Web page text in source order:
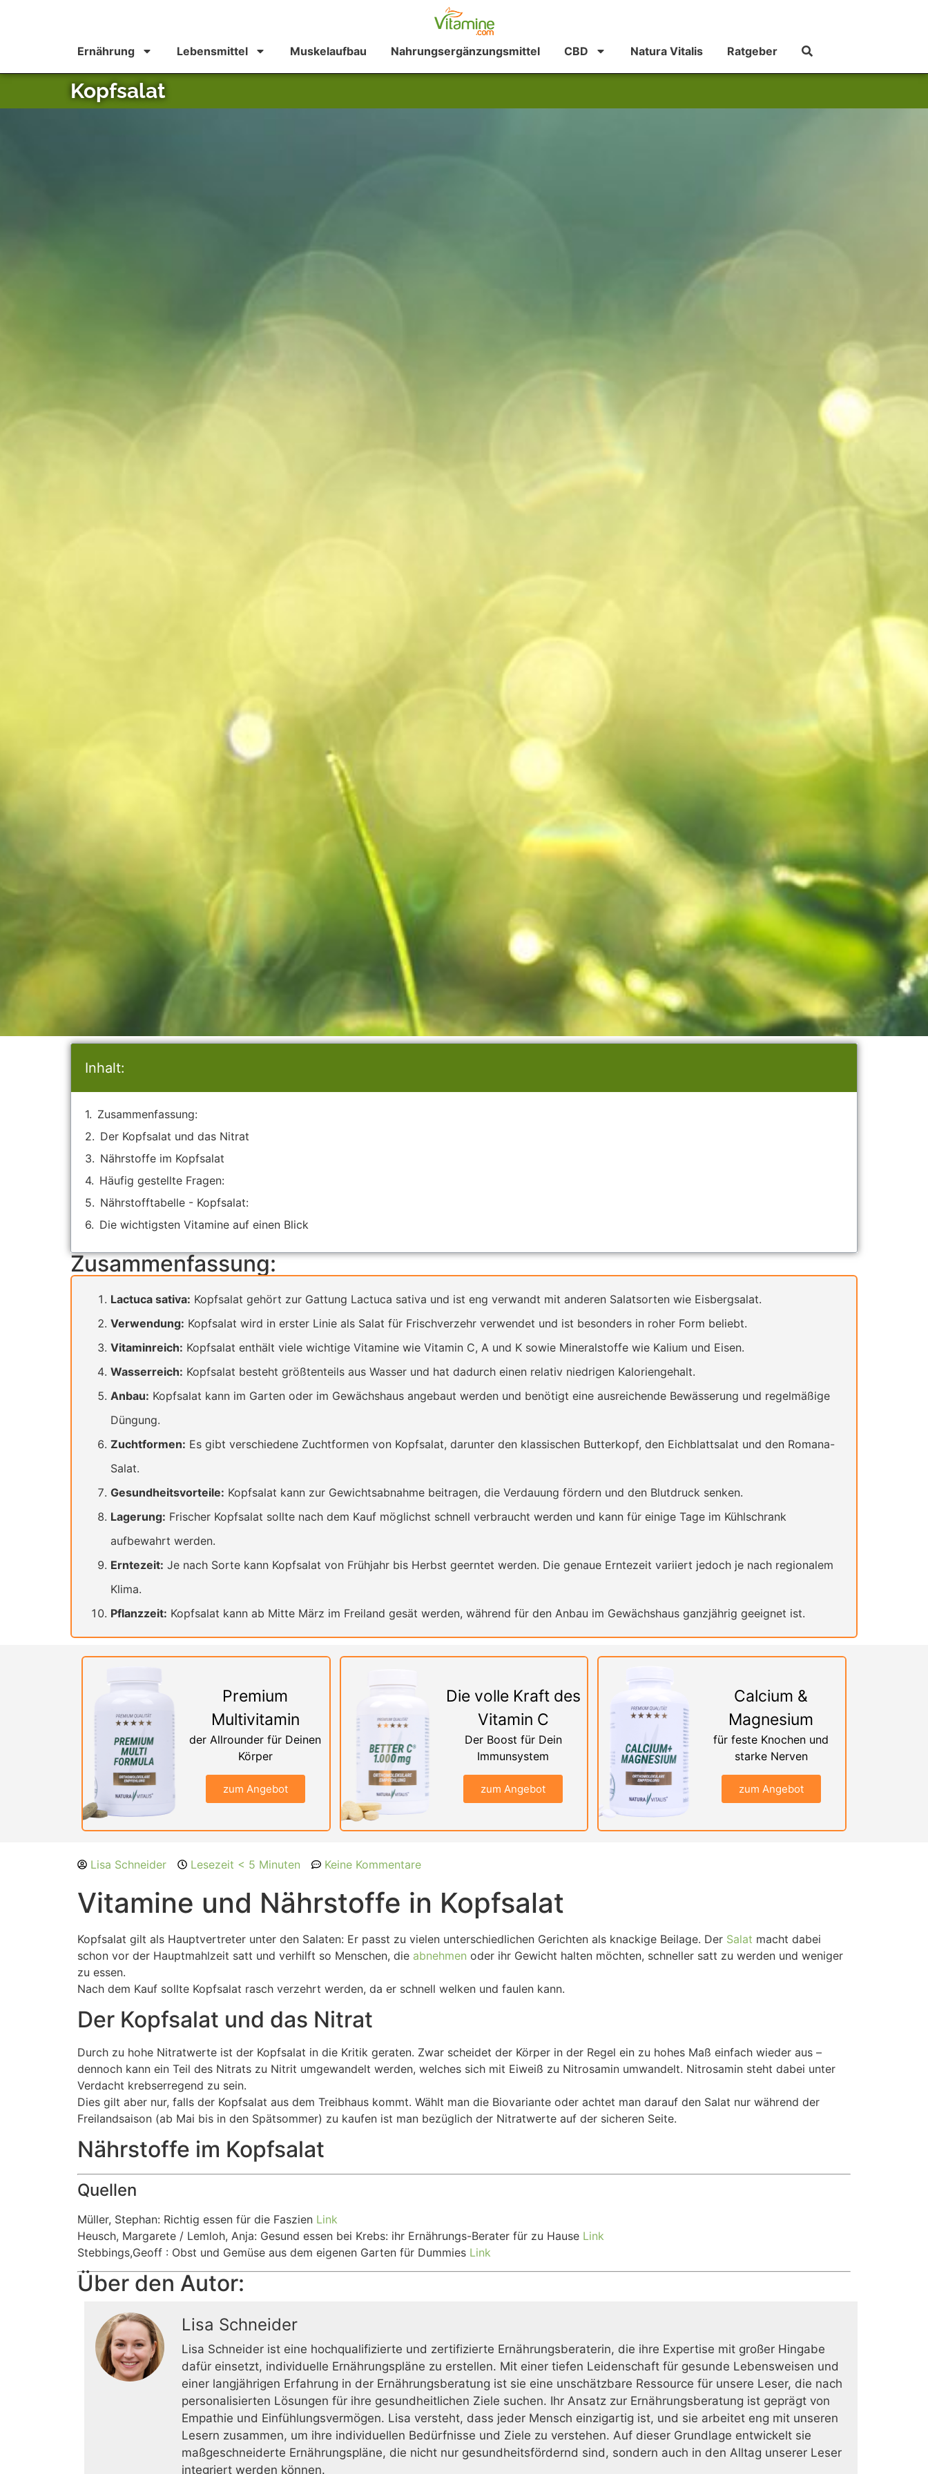
Ernährung Lebensmittel Muskelaufbau Nahrungsergänzungsmittel CBD Natura Vitalis Ratgeber
Kopfsalat
Inhalt:
Zusammenfassung:
Der Kopfsalat und das Nitrat
Nährstoffe im Kopfsalat
Häufig gestellte Fragen:
Nährstofftabelle - Kopfsalat:
Die wichtigsten Vitamine auf einen Blick
Zusammenfassung:
Lactuca sativa: Kopfsalat gehört zur Gattung Lactuca sativa und ist eng verwandt mit anderen Salatsorten wie Eisbergsalat.
Verwendung: Kopfsalat wird in erster Linie als Salat für Frischverzehr verwendet und ist besonders in roher Form beliebt.
Vitaminreich: Kopfsalat enthält viele wichtige Vitamine wie Vitamin C, A und K sowie Mineralstoffe wie Kalium und Eisen.
Wasserreich: Kopfsalat besteht größtenteils aus Wasser und hat dadurch einen relativ niedrigen Kaloriengehalt.
Anbau: Kopfsalat kann im Garten oder im Gewächshaus angebaut werden und benötigt eine ausreichende Bewässerung und regelmäßige
Düngung.
Zuchtformen: Es gibt verschiedene Zuchtformen von Kopfsalat, darunter den klassischen Butterkopf, den Eichblattsalat und den Romana-
Salat.
Gesundheitsvorteile: Kopfsalat kann zur Gewichtsabnahme beitragen, die Verdauung fördern und den Blutdruck senken.
Lagerung: Frischer Kopfsalat sollte nach dem Kauf möglichst schnell verbraucht werden und kann für einige Tage im Kühlschrank
aufbewahrt werden.
Erntezeit: Je nach Sorte kann Kopfsalat von Frühjahr bis Herbst geerntet werden. Die genaue Erntezeit variiert jedoch je nach regionalem
Klima.
Pflanzzeit: Kopfsalat kann ab Mitte März im Freiland gesät werden, während für den Anbau im Gewächshaus ganzjährig geeignet ist.
Premium
Multivitamin
der Allrounder für Deinen
Körper
zum Angebot
Die volle Kraft des
Vitamin C
Der Boost für Dein
Immunsystem
zum Angebot
Calcium &
Magnesium
für feste Knochen und
starke Nerven
zum Angebot
Lisa Schneider Lesezeit < 5 Minuten Keine Kommentare
Vitamine und Nährstoffe in Kopfsalat
Kopfsalat gilt als Hauptvertreter unter den Salaten: Er passt zu vielen unterschiedlichen Gerichten als knackige Beilage. Der Salat macht dabei
schon vor der Hauptmahlzeit satt und verhilft so Menschen, die abnehmen oder ihr Gewicht halten möchten, schneller satt zu werden und weniger
zu essen.
Nach dem Kauf sollte Kopfsalat rasch verzehrt werden, da er schnell welken und faulen kann.
Der Kopfsalat und das Nitrat
Durch zu hohe Nitratwerte ist der Kopfsalat in die Kritik geraten. Zwar scheidet der Körper in der Regel ein zu hohes Maß einfach wieder aus –
dennoch kann ein Teil des Nitrats zu Nitrit umgewandelt werden, welches sich mit Eiweiß zu Nitrosamin umwandelt. Nitrosamin steht dabei unter
Verdacht krebserregend zu sein.
Dies gilt aber nur, falls der Kopfsalat aus dem Treibhaus kommt. Wählt man die Biovariante oder achtet man darauf den Salat nur während der
Freilandsaison (ab Mai bis in den Spätsommer) zu kaufen ist man bezüglich der Nitratwerte auf der sicheren Seite.
Nährstoffe im Kopfsalat
Quellen
Müller, Stephan: Richtig essen für die Faszien Link
Heusch, Margarete / Lemloh, Anja: Gesund essen bei Krebs: ihr Ernährungs-Berater für zu Hause Link
Stebbings,Geoff : Obst und Gemüse aus dem eigenen Garten für Dummies Link
Über den Autor:
Lisa Schneider
Lisa Schneider ist eine hochqualifizierte und zertifizierte Ernährungsberaterin, die ihre Expertise mit großer Hingabe
dafür einsetzt, individuelle Ernährungspläne zu erstellen. Mit einer tiefen Leidenschaft für gesunde Lebensweisen und
einer langjährigen Erfahrung in der Ernährungsberatung ist sie eine unschätzbare Ressource für unsere Leser, die nach
personalisierten Lösungen für ihre gesundheitlichen Ziele suchen. Ihr Ansatz zur Ernährungsberatung ist geprägt von
Empathie und Einfühlungsvermögen. Lisa versteht, dass jeder Mensch einzigartig ist, und sie arbeitet eng mit unseren
Lesern zusammen, um ihre individuellen Bedürfnisse und Ziele zu verstehen. Auf dieser Grundlage entwickelt sie
maßgeschneiderte Ernährungspläne, die nicht nur gesundheitsfördernd sind, sondern auch in den Alltag unserer Leser
integriert werden können.